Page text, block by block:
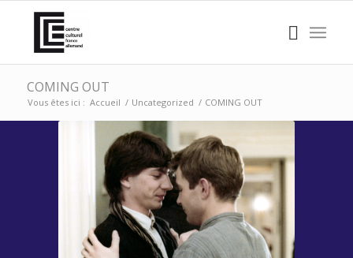
COMING OUT
Vous êtes ici : Accueil / Uncategorized / COMING OUT